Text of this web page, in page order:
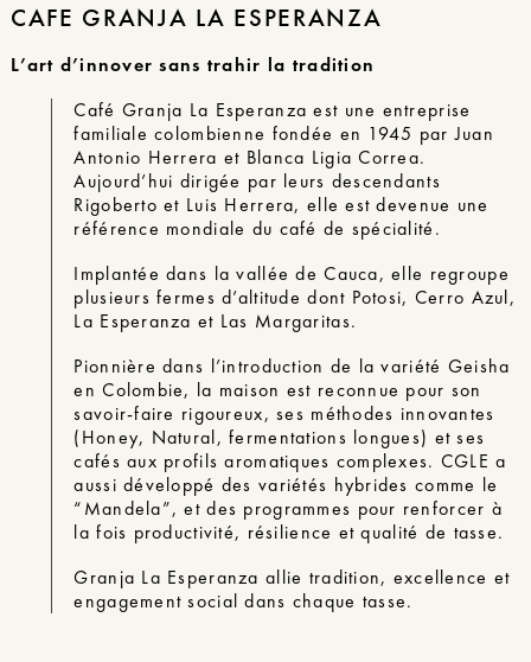
CAFE GRANJA LA ESPERANZA
L’art d’innover sans trahir la tradition
Café Granja La Esperanza est une entreprise
familiale colombienne fondée en 1945 par Juan
Antonio Herrera et Blanca Ligia Correa.
Aujourd’hui dirigée par leurs descendants
Rigoberto et Luis Herrera, elle est devenue une
référence mondiale du café de spécialité.
Implantée dans la vallée de Cauca, elle regroupe
plusieurs fermes d’altitude dont Potosi, Cerro Azul,
La Esperanza et Las Margaritas.
Pionnière dans l’introduction de la variété Geisha
en Colombie, la maison est reconnue pour son
savoir-faire rigoureux, ses méthodes innovantes
(Honey, Natural, fermentations longues) et ses
cafés aux profils aromatiques complexes. CGLE a
aussi développé des variétés hybrides comme le
“Mandela”, et des programmes pour renforcer à
la fois productivité, résilience et qualité de tasse.
Granja La Esperanza allie tradition, excellence et
engagement social dans chaque tasse.